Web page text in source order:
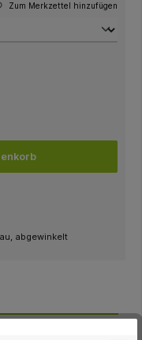
Zum Merkzettel hinzufügen
abgewinkelt